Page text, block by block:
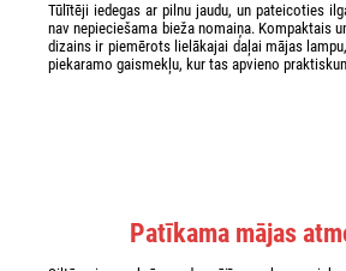
Tūlītēji iedegas ar pilnu jaudu, un pateicoties
nav nepieciešama bieža nomaiņa. Kompaktais
dizains ir piemērots lielākajai daļai mājas
piekaramo gaismekļu, kur tas apvieno
Patīkama mājas